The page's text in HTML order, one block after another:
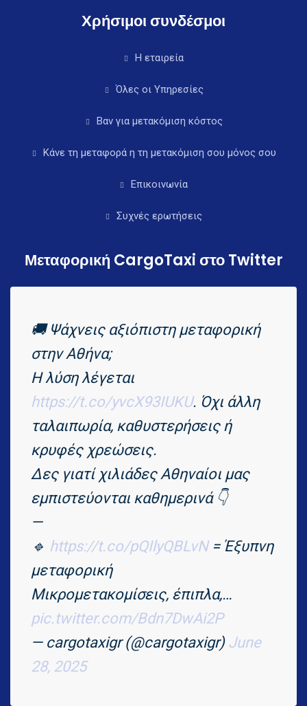
Χρήσιμοι συνδέσμοι
Η εταιρεία
Όλες οι Υπηρεσίες
Βαν για μετακόμιση κόστος
Κάνε τη μεταφορά η τη μετακόμιση σου μόνος σου
Επικοινωνία
Συχνές ερωτήσεις
Μεταφορική CargoTaxi στο Twitter
🚚 Ψάχνεις αξιόπιστη μεταφορική
στην Αθήνα;
Η λύση λέγεται
https://t.co/yvcX93IUKU. Όχι άλλη
ταλαιπωρία, καθυστερήσεις ή
κρυφές χρεώσεις.
Δες γιατί χιλιάδες Αθηναίοι μας
εμπιστεύονται καθημερινά 👇
—
🔹 https://t.co/pQIlyQBLvN= Έξυπνη
μεταφορική
Μικρομετακομίσεις, έπιπλα,…
pic.twitter.com/Bdn7DwAi2P
— cargotaxigr (@cargotaxigr) June
28, 2025